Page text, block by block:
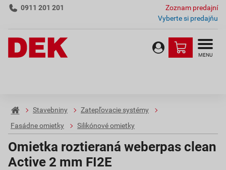
0911 201 201
Zoznam predajní
Vyberte si predajňu
MENU
Stavebniny
Zatepľovacie systémy
Fasádne omietky
Silikónové omietky
Omietka roztieraná weberpas clean
Active 2 mm FI2E